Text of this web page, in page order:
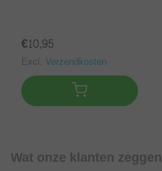
€10,95
Excl. Verzendkosten
Wat onze klanten zeggen